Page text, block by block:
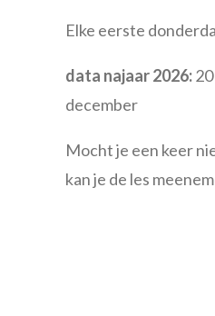
Elke eerste
data najaar 2026:
december
Mocht je een keer
kan je de les